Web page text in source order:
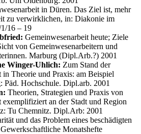
in Düren. Das Ziel ist, mehr
zu verwirklichen, in: Diakonie im
16 – 19
Gemeinwesenarbeit heute; Ziele
von Gemeinwesenarbeitern und
Marburg (Dipl.Arb.?) 2001
Winger-Uhlich: Zum Stand der
in Theorie und Praxis: am Beispiel
Päd. Hochschule. Dipl.arb. 2001
Theorien, Strategien und Praxis von
exemplifiziert an der Stadt und Region
Tu Chemnitz. Dipl.Arb: 2001
und das Problem eines beschädigten
Monatshefte